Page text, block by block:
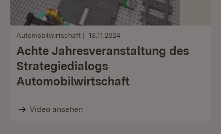
Automobilwirtschaft 13.11.2024
Achte Jahresveranstaltung des
Strategiedialogs
Automobilwirtschaft
Video ansehen